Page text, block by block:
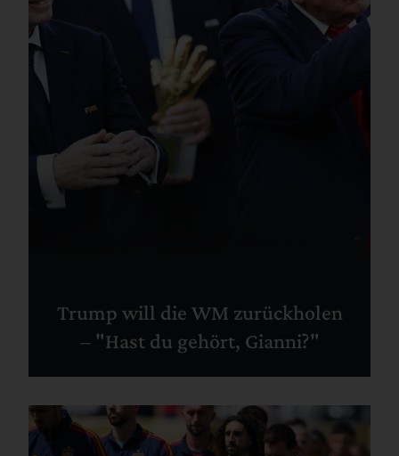
Trump will die WM zurückholen
– "Hast du gehört, Gianni?"